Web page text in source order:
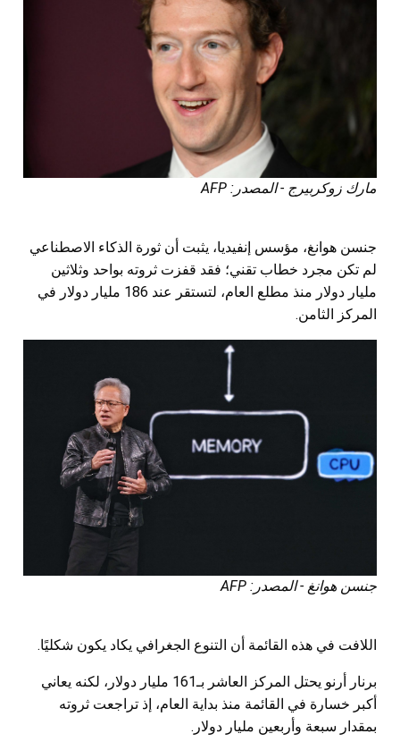
مارك زوكربيرج - المصدر: AFP
جنسن هوانغ، مؤسس إنفيديا، يثبت أن ثورة الذكاء الاصطناعي
لم تكن مجرد خطاب تقني؛ فقد قفزت ثروته بواحد وثلاثين
مليار دولار منذ مطلع العام، لتستقر عند 186 مليار دولار في
المركز الثامن.
جنسن هوانغ - المصدر: AFP
اللافت في هذه القائمة أن التنوع الجغرافي يكاد يكون شكليًا.
برنار أرنو يحتل المركز العاشر بـ161 مليار دولار، لكنه يعاني
أكبر خسارة في القائمة منذ بداية العام، إذ تراجعت ثروته
بمقدار سبعة وأربعين مليار دولار.